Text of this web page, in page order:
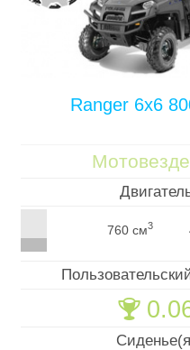
Ranger 6x6
760 см3
🏆